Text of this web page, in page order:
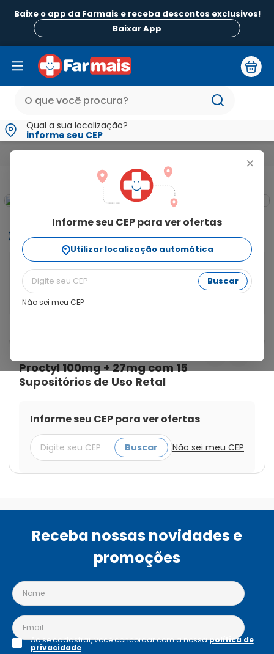
Baixe o app da Farmais e receba descontos exclusivos!
Baixar App
Qual a sua localização?
informe seu CEP
+
Informe seu CEP para ver ofertas
Utilizar localização automática
Buscar
Não sei meu CEP
Proctyl
Informações
O Proctyl é indicado para terapia de hemorroidas,
principalmente nos casos em que há inflamações,
sangramento, feridas, coceira e eczemas, na região do
ânus.
Proctyl 100mg + 27mg com 15
Supositórios de Uso Retal
Informe seu CEP para ver ofertas
Buscar Não sei meu CEP
Receba nossas novidades e
promoções
Ao se cadastrar, você concordar com a nossapolítica de
privacidade